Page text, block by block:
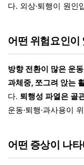
다. 외상·퇴행이 원인
어떤 위험요인이
방향 전환이 많은 운
과체중, 쪼그려 앉는
다. 퇴행성 파열은 골
운동·퇴행·과사용이
어떤 증상이 나